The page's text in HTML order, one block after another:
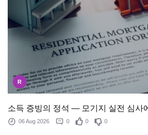
R
소득 증빙의 정석 — 모기지 실전 심사
06 Aug 2026 0 0 0